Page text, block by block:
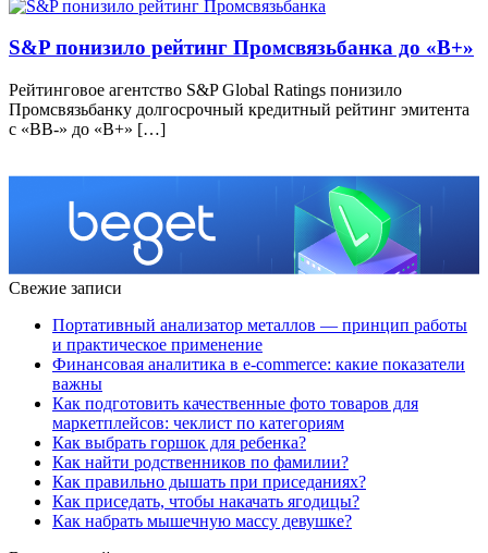
S&P понизило рейтинг Промсвязьбанка до «B+»
Рейтинговое агентство S&P Global Ratings понизило
Промсвязьбанку долгосрочный кредитный рейтинг эмитента
с «ВВ-» до «B+» […]
Свежие записи
Портативный анализатор металлов — принцип работы
и практическое применение
Финансовая аналитика в e-commerce: какие показатели
важны
Как подготовить качественные фото товаров для
маркетплейсов: чеклист по категориям
Как выбрать горшок для ребенка?
Как найти родственников по фамилии?
Как правильно дышать при приседаниях?
Как приседать, чтобы накачать ягодицы?
Как набрать мышечную массу девушке?